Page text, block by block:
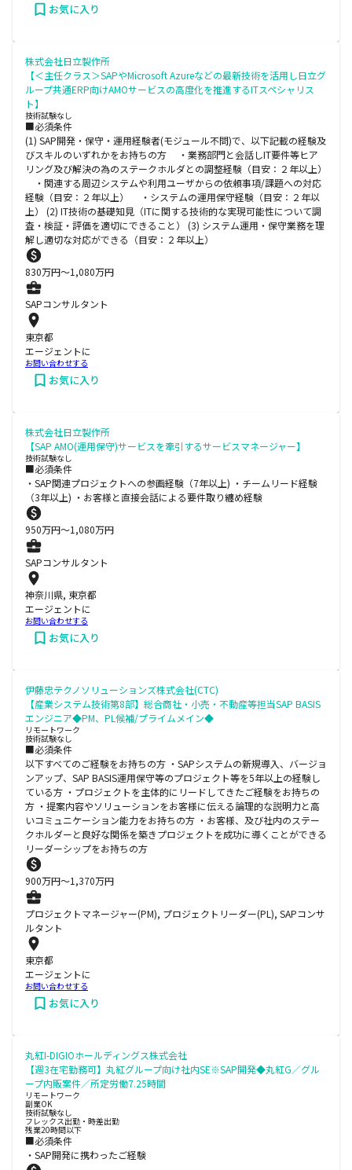
お気に入り
株式会社日立製作所
【＜主任クラス＞SAPやMicrosoft Azureなどの最新技術を活用し日立グ
ループ共通ERP向けAMOサービスの高度化を推進するITスペシャリス
ト】
技術試験なし
■必須条件
(1) SAP開発・保守・運用経験者(モジュール不問)で、以下記載の経験及
びスキルのいずれかをお持ちの方 ・業務部門と会話しIT要件等ヒア
リング及び解決の為のステークホルダとの調整経験（目安：２年以上）
・関連する周辺システムや利用ユーザからの依頼事項/課題への対応
経験（目安：２年以上） ・システムの運用保守経験（目安：２年以
上） (2) IT技術の基礎知見（ITに関する技術的な実現可能性について調
査・検証・評価を適切にできること） (3) システム運用・保守業務を理
解し適切な対応ができる（目安：２年以上）
830万円〜1,080万円
SAPコンサルタント
東京都
エージェントに
お問い合わせする
お気に入り
株式会社日立製作所
【SAP AMO(運用保守)サービスを牽引するサービスマネージャー】
技術試験なし
■必須条件
・SAP関連プロジェクトへの参画経験（7年以上) ・チームリード経験
（3年以上) ・お客様と直接会話による要件取り纏め経験
950万円〜1,080万円
SAPコンサルタント
神奈川県, 東京都
エージェントに
お問い合わせする
お気に入り
伊藤忠テクノソリューションズ株式会社(CTC)
【産業システム技術第8部】総合商社・小売・不動産等担当SAP BASIS
エンジニア◆PM、PL候補/プライムメイン◆
リモートワーク
技術試験なし
■必須条件
以下すべてのご経験をお持ちの方 ・SAPシステムの新規導入、バージョ
ンアップ、SAP BASIS運用保守等のプロジェクト等を5年以上の経験し
ている方 ・プロジェクトを主体的にリードしてきたご経験をお持ちの
方 ・提案内容やソリューションをお客様に伝える論理的な説明力と高
いコミュニケーション能力をお持ちの方 ・お客様、及び社内のステー
クホルダーと良好な関係を築きプロジェクトを成功に導くことができる
リーダーシップをお持ちの方
900万円〜1,370万円
プロジェクトマネージャー(PM), プロジェクトリーダー(PL), SAPコンサ
ルタント
東京都
エージェントに
お問い合わせする
お気に入り
丸紅I-DIGIOホールディングス株式会社
【週3在宅勤務可】丸紅グループ向け社内SE※SAP開発◆丸紅G／グル
ープ内販案件／所定労働7.25時間
リモートワーク
副業OK
技術試験なし
フレックス出勤・時差出勤
残業20時間以下
■必須条件
・SAP開発に携わったご経験